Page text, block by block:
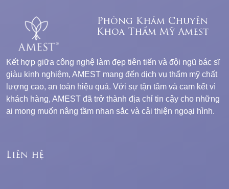
Phòng Khám Chuyên
Khoa Thẩm Mỹ Amest
Kết hợp giữa công nghệ làm đẹp tiên tiến và đội ngũ bác sĩ
giàu kinh nghiệm, AMEST mang đến dịch vụ thẩm mỹ chất
lượng cao, an toàn hiệu quả. Với sự tận tâm và cam kết vì
khách hàng, AMEST đã trở thành địa chỉ tin cậy cho những
ai mong muốn nâng tầm nhan sắc và cải thiện ngoại hình.
Liên hệ